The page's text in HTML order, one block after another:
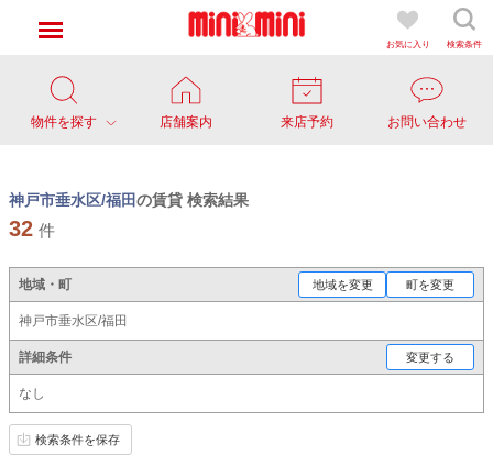
お気に入り 検索条件
物件を探す 店舗案内 来店予約 お問い合わせ
神戸市垂水区/福田の賃貸 検索結果
32 件
地域・町 地域を変更 町を変更
神戸市垂水区/福田
詳細条件 変更する
なし
検索条件を保存